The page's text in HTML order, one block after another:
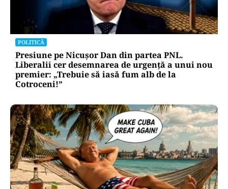
POLITICĂ
Presiune pe Nicușor Dan din partea PNL.
Liberalii cer desemnarea de urgență a unui nou
premier: „Trebuie să iasă fum alb de la
Cotroceni!”